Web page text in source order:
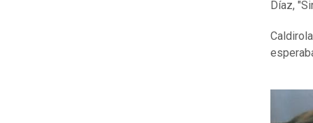
Díaz,